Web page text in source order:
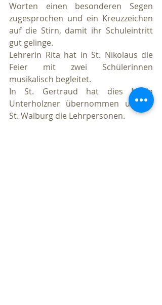
Worten einen besonderen Segen
zugesprochen und ein Kreuzzeichen
auf die Stirn, damit ihr Schuleintritt
gut gelinge.
Lehrerin Rita hat in St. Nikolaus die
Feier mit zwei Schülerinnen
musikalisch begleitet.
In St. Gertraud hat dies Maria
Unterholzner übernommen und in
St. Walburg die Lehrpersonen.